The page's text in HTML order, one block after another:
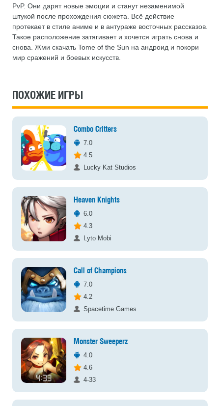
PvP. Они дарят новые эмоции и станут незаменимой
штукой после прохождения сюжета. Всё действие
протекает в стиле аниме и в антураже восточных рассказов.
Такое расположение затягивает и хочется играть снова и
снова. Жми скачать Tome of the Sun на андроид и покори
мир сражений и боевых искусств.
ПОХОЖИЕ ИГРЫ
Combo Critters
7.0
4.5
Lucky Kat Studios
Heaven Knights
6.0
4.3
Lyto Mobi
Call of Champions
7.0
4.2
Spacetime Games
Monster Sweeperz
4.0
4.6
4-33